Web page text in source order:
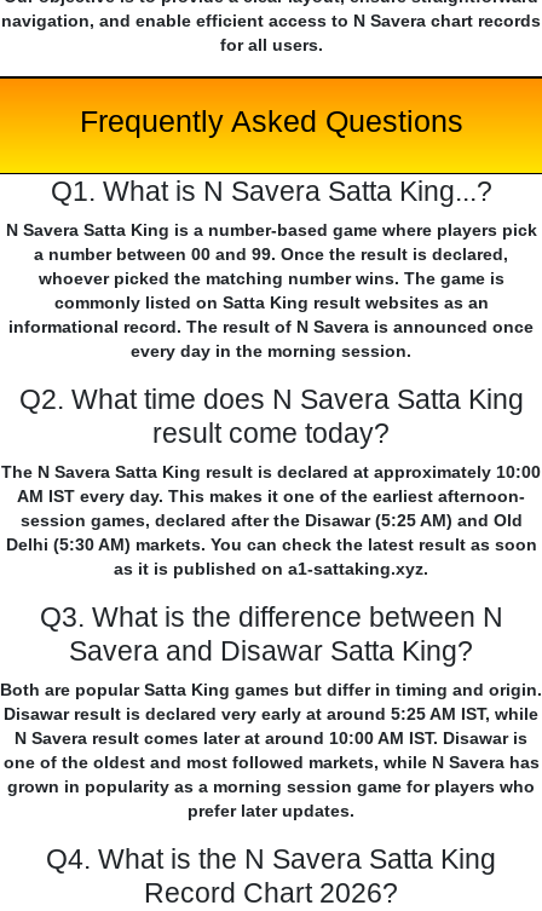
navigation, and enable efficient access to N Savera chart records
for all users.
Frequently Asked Questions
Q1. What is N Savera Satta King...?
N Savera Satta King is a number-based game where players pick
a number between 00 and 99. Once the result is declared,
whoever picked the matching number wins. The game is
commonly listed on Satta King result websites as an
informational record. The result of N Savera is announced once
every day in the morning session.
Q2. What time does N Savera Satta King
result come today?
The N Savera Satta King result is declared at approximately 10:00
AM IST every day. This makes it one of the earliest afternoon-
session games, declared after the Disawar (5:25 AM) and Old
Delhi (5:30 AM) markets. You can check the latest result as soon
as it is published on a1-sattaking.xyz.
Q3. What is the difference between N
Savera and Disawar Satta King?
Both are popular Satta King games but differ in timing and origin.
Disawar result is declared very early at around 5:25 AM IST, while
N Savera result comes later at around 10:00 AM IST. Disawar is
one of the oldest and most followed markets, while N Savera has
grown in popularity as a morning session game for players who
prefer later updates.
Q4. What is the N Savera Satta King
Record Chart 2026?